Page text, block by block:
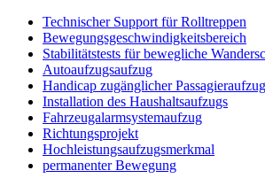
Technischer Support für Rolltreppen
Bewegungsgeschwindigkeitsbereich
Stabilitätstests für bewegliche
Autoaufzugsaufzug
Handicap zugänglicher Passagieraufzug
Installation des Haushaltsaufzugs
Fahrzeugalarmsystemaufzug
Richtungsprojekt
Hochleistungsaufzugsmerkmal
permanenter Bewegung